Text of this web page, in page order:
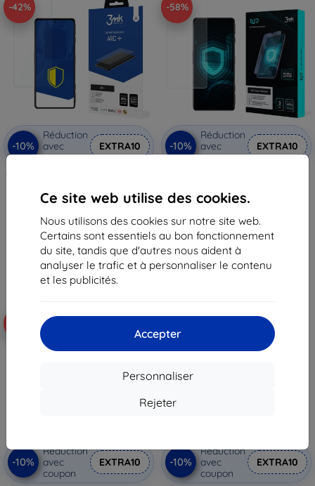
Ce site web utilise des cookies.
Nous utilisons des cookies sur notre site web.
Certains sont essentiels au bon fonctionnement
du site, tandis que d'autres nous aident à
analyser le trafic et à personnaliser le contenu
et les publicités.
Accepter
Personnaliser
Rejeter
-42%
-10%
Réduction
avec
coupon
EXTRA10
3MK Folia ARC+ FS Xiaomi Redmi
13,90 €
8,02 €
En stock 2 pièces
-58%
-10%
Réduction
avec
coupon
EXTRA10
pcs
12,50 €
En stock 2 pièces
-10%
Réduction
avec
coupon
EXTRA10 -10%
Réduction
avec
coupon
EXTRA10